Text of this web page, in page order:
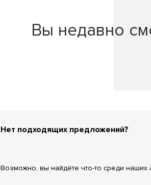
Вы недавно
Нет подходящих предложений?
Возможно, вы найдёте что-то среди наших